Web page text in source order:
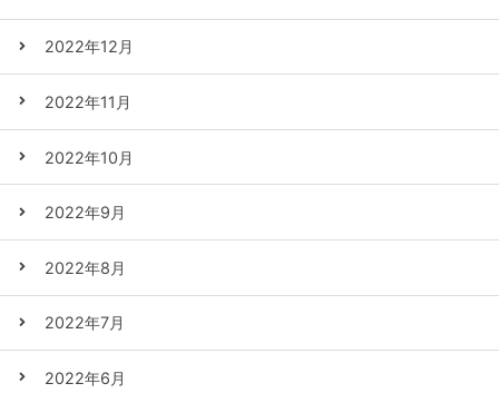
2022年12月
2022年11月
2022年10月
2022年9月
2022年8月
2022年7月
2022年6月